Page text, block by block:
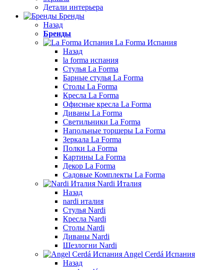
Детали интерьера
Бренды
Назад
Бренды
La Forma Испания
Назад
la forma испания
Стулья La Forma
Барные стулья La Forma
Столы La Forma
Кресла La Forma
Офисные кресла La Forma
Диваны La Forma
Светильники La Forma
Напольные торшеры La Forma
Зеркала La Forma
Полки La Forma
Картины La Forma
Декор La Forma
Садовые Комплекты La Forma
Nardi Италия
Назад
nardi италия
Стулья Nardi
Кресла Nardi
Столы Nardi
Диваны Nardi
Шезлогни Nardi
Angel Cerdá Испания
Назад